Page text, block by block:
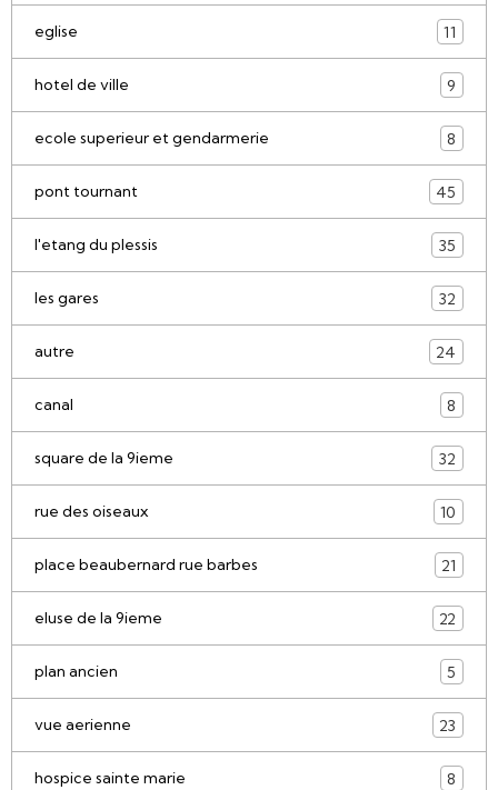
eglise 11
hotel de ville 9
ecole superieur et gendarmerie 8
pont tournant 45
l'etang du plessis 35
les gares 32
autre 24
canal 8
square de la 9ieme 32
rue des oiseaux 10
place beaubernard rue barbes 21
eluse de la 9ieme 22
plan ancien 5
vue aerienne 23
hospice sainte marie 8